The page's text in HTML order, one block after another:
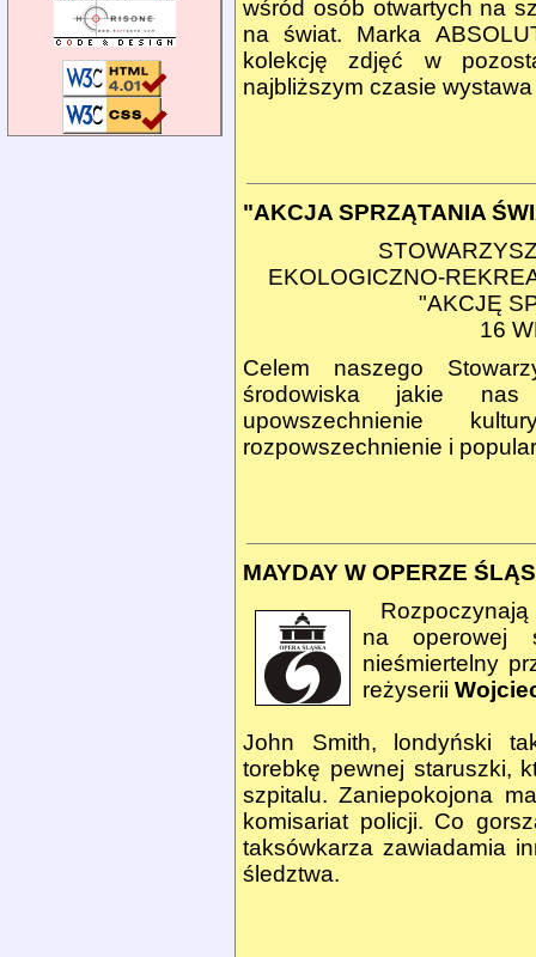
wśród osób otwartych na
na świat. Marka
kolekcję zdjęć w
najbliższym czasie
"AKCJA SPRZĄTANIA
EKOLOGICZNO-
"AKCJĘ
16
Celem naszego
środowiska jakie
upowszechnienie
rozpowszechnienie i
MAYDAY W OPERZE
na operowej
nieśmiertelny
reżyserii
John Smith, londyński
torebkę pewnej staruszki,
szpitalu. Zaniepokojona
komisariat policji. Co
taksówkarza zawiadamia
śledztwa.